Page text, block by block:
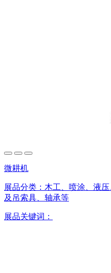
微耕机
展品分类： 木工、喷涂、液
及吊索具、轴承等
展品关键词：